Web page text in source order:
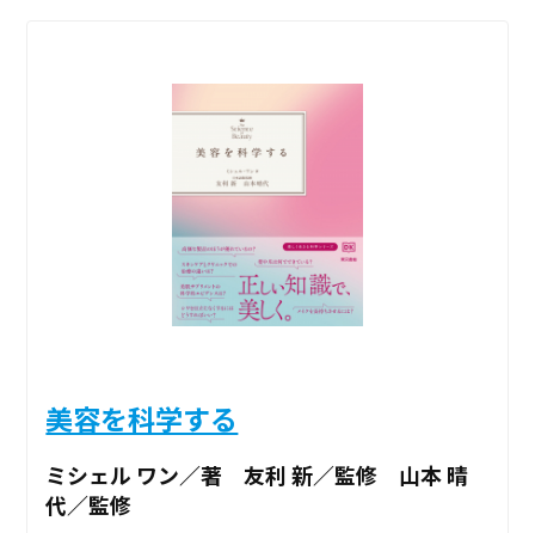
美容を科学する
ミシェル ワン／著 友利 新／監修 山本 晴
代／監修